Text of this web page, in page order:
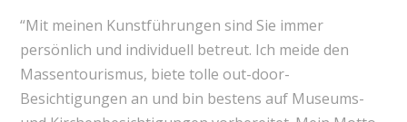
“Mit meinen Kunstführungen sind Sie immer
persönlich und individuell betreut. Ich meide den
Massentourismus, biete tolle out-door-
Besichtigungen an und bin bestens auf Museums-